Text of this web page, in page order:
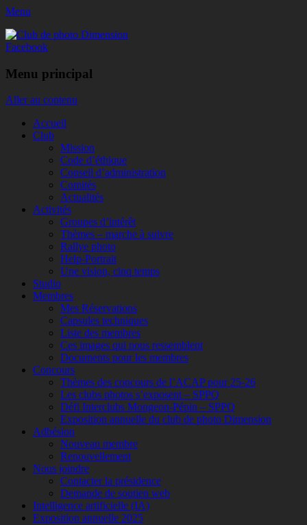
Menu
Club de photo Dimension
Facebook
Menu principal
Aller au contenu
Accueil
Club
Mission
Code d’éthique
Conseil d’administration
Comités
Actualités
Activités
Groupes d’intérêt
Thèmes – marche à suivre
Rallye photo
Help-Portrait
Une vision, cinq temps
Studio
Membres
Mes Réservations
Capsules techniques
Liste des membres
Ces images qui nous ressemblent
Documents pour les membres
Concours
Thèmes des concours de l’ACAP pour 25-26
Les clubs photos s’exposent – SPPQ
Défi Interclubs Mongeon-Pépin – SPPQ
Exposition annuelle du club de photo Dimension
Adhésion
Nouveau membre
Renouvellement
Nous joindre
Contacter la présidence
Demande de soutien web
Intelligence artificielle (IA)
Exposition annuelle 2025